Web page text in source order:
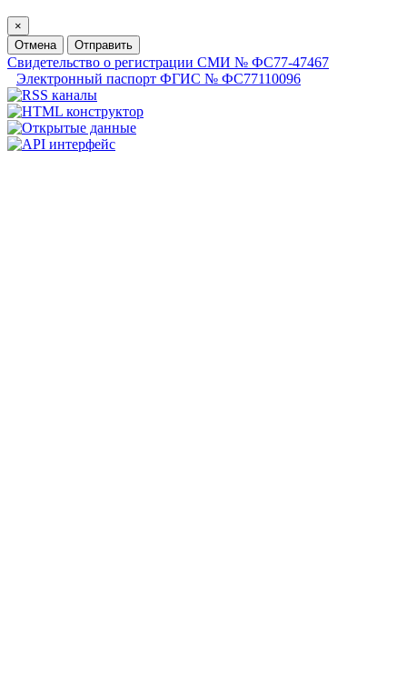
×
Отмена
Отправить
Свидетельство о регистрации СМИ № ФС77-47467
Электронный паспорт ФГИС № ФС77110096